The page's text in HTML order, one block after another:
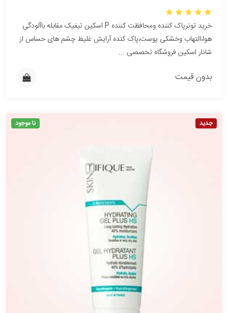
خرید تونرپاک کننده ومحافظت کننده P اسکین تیفیک مقابله باآلودگی
هوا،التهاب وخشکی پوست،پاک کنده آرایش غلیظ چشم های حساس از
شانار اسکین فروشگاه تخصصی ...
بدون قیمت
جدید نا موجود